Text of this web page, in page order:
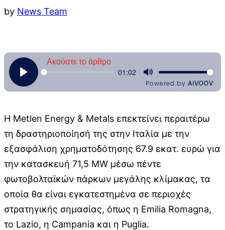
by News Team
Η Metlen Energy & Metals επεκτείνει περαιτέρω
τη δραστηριοποίησή της στην Ιταλία με την
εξασφάλιση χρηματοδότησης 67.9 εκατ. ευρώ για
την κατασκευή 71,5 MW μέσω πέντε
φωτοβολταϊκών πάρκων μεγάλης κλίμακας, τα
οποία θα είναι εγκατεστημένα σε περιοχές
στρατηγικής σημασίας, όπως η Emilia Romagna,
το Lazio, η Campania και η Puglia.